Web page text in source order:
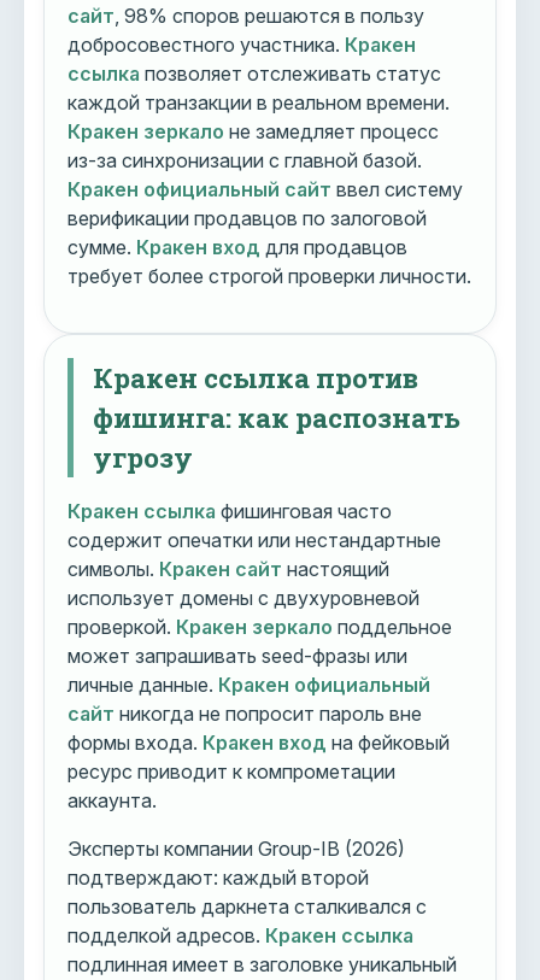
сайт , 98% споров решаются в пользу
добросовестного участника. Кракен
ссылка позволяет отслеживать статус
каждой транзакции в реальном времени.
Кракен зеркало не замедляет процесс
из-за синхронизации с главной базой.
Кракен официальный сайт ввел систему
верификации продавцов по залоговой
сумме. Кракен вход для продавцов
требует более строгой проверки личности.
Кракен ссылка против
фишинга: как распознать
угрозу
Кракен ссылка фишинговая часто
содержит опечатки или нестандартные
символы. Кракен сайт настоящий
использует домены с двухуровневой
проверкой. Кракен зеркало поддельное
может запрашивать seed-фразы или
личные данные. Кракен официальный
сайт никогда не попросит пароль вне
формы входа. Кракен вход на фейковый
ресурс приводит к компрометации
аккаунта.
Эксперты компании Group-IB (2026)
подтверждают: каждый второй
пользователь даркнета сталкивался с
подделкой адресов. Кракен ссылка
подлинная имеет в заголовке уникальный